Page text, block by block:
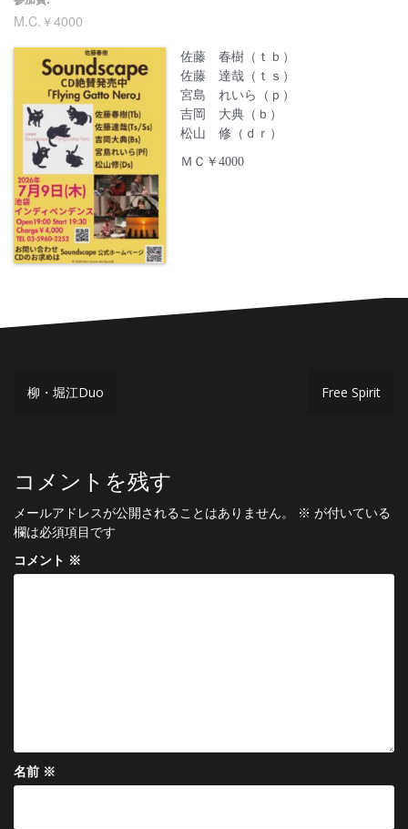
M.C.￥4000
佐藤 春樹（ｔｂ）
佐藤 達哉（ｔｓ）
宮島 れいら（ｐ）
吉岡 大典（ｂ）
松山 修（ｄｒ）
ＭＣ￥4000
投
ビ
ゲ
ー
シ
柳・堀江Duo Free Spirit
コメントを残す
メールアドレスが公開されることはありません。 ※ が付いている
欄は必須項目です
コメント ※
名前 ※